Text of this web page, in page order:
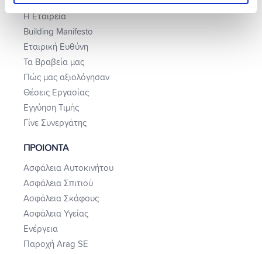
Η Εταιρεία
Building Manifesto
Εταιρική Ευθύνη
Τα Βραβεία μας
Πώς μας αξιολόγησαν
Θέσεις Εργασίας
Εγγύηση Τιμής
Γίνε Συνεργάτης
ΠΡΟΙΟΝΤΑ
Ασφάλεια Αυτοκινήτου
Ασφάλεια Σπιτιού
Ασφάλεια Σκάφους
Ασφάλεια Υγείας
Ενέργεια
Παροχή Arag SE